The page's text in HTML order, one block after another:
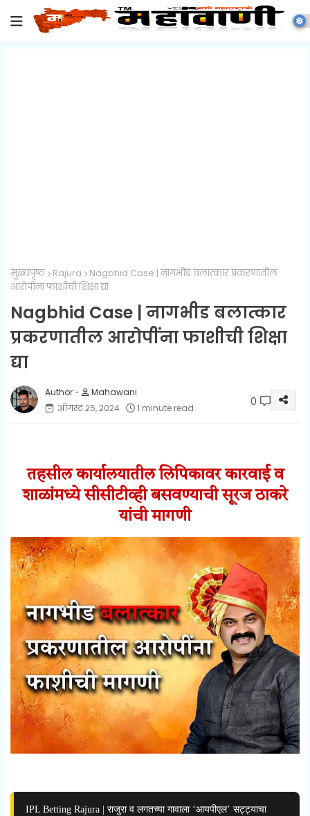
मुख्यपृष्ठ Rajura
Nagbhid Case | नागभीड बलात्कार प्रकरणातील
आरोपींना फाशीची शिक्षा द्या
Nagbhid Case | नागभीड बलात्कार
प्रकरणातील आरोपींना फाशीची शिक्षा
द्या
Mahawani
ऑगस्ट २५, २०२४
1 minute read 0
तहसील कार्यालयातील लिपिकावर कारवाई व
शाळांमध्ये सीसीटीव्ही बसवण्याचीसूरज ठाकरे
यांची मागणी
IPL Betting Rajura | राजुरा व लगतच्या गावाला ‘आयपीएल’ सट्ट्याचा